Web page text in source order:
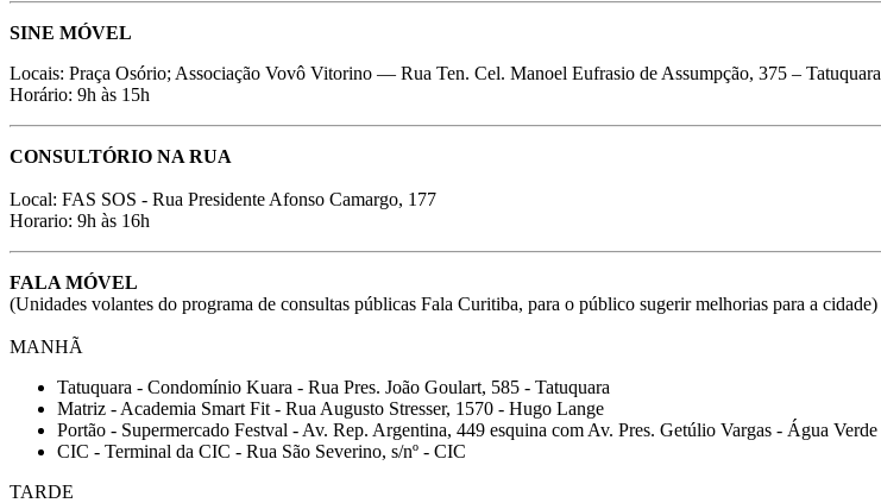
SINE MÓVEL
Locais: Praça Osório; Associação Vovô Vitorino — Rua Ten. Cel. Manoel Eufrasio de Assumpção, 375 – Tatuquara
Horário: 9h às 15h
CONSULTÓRIO NA RUA
Local: FAS SOS - Rua Presidente Afonso Camargo, 177
Horario: 9h às 16h
FALA MÓVEL
(Unidades volantes do programa de consultas públicas Fala Curitiba, para o público sugerir melhorias para a cidade)
MANHÃ
Tatuquara - Condomínio Kuara - Rua Pres. João Goulart, 585 - Tatuquara
Matriz - Academia Smart Fit - Rua Augusto Stresser, 1570 - Hugo Lange
Portão - Supermercado Festval - Av. Rep. Argentina, 449 esquina com Av. Pres. Getúlio Vargas - Água Verde
CIC - Terminal da CIC - Rua São Severino, s/nº - CIC
TARDE